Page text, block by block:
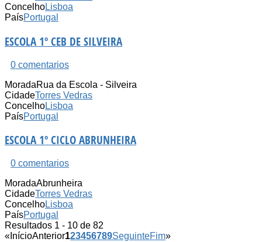
ConcelhoLisboa
PaísPortugal
ESCOLA 1º CEB DE SILVEIRA
0 comentarios
MoradaRua da Escola - Silveira
CidadeTorres Vedras
ConcelhoLisboa
PaísPortugal
ESCOLA 1º CICLO ABRUNHEIRA
0 comentarios
MoradaAbrunheira
CidadeTorres Vedras
ConcelhoLisboa
PaísPortugal
Resultados 1 - 10 de 82
« InícioAnterior123456789SeguinteFim»